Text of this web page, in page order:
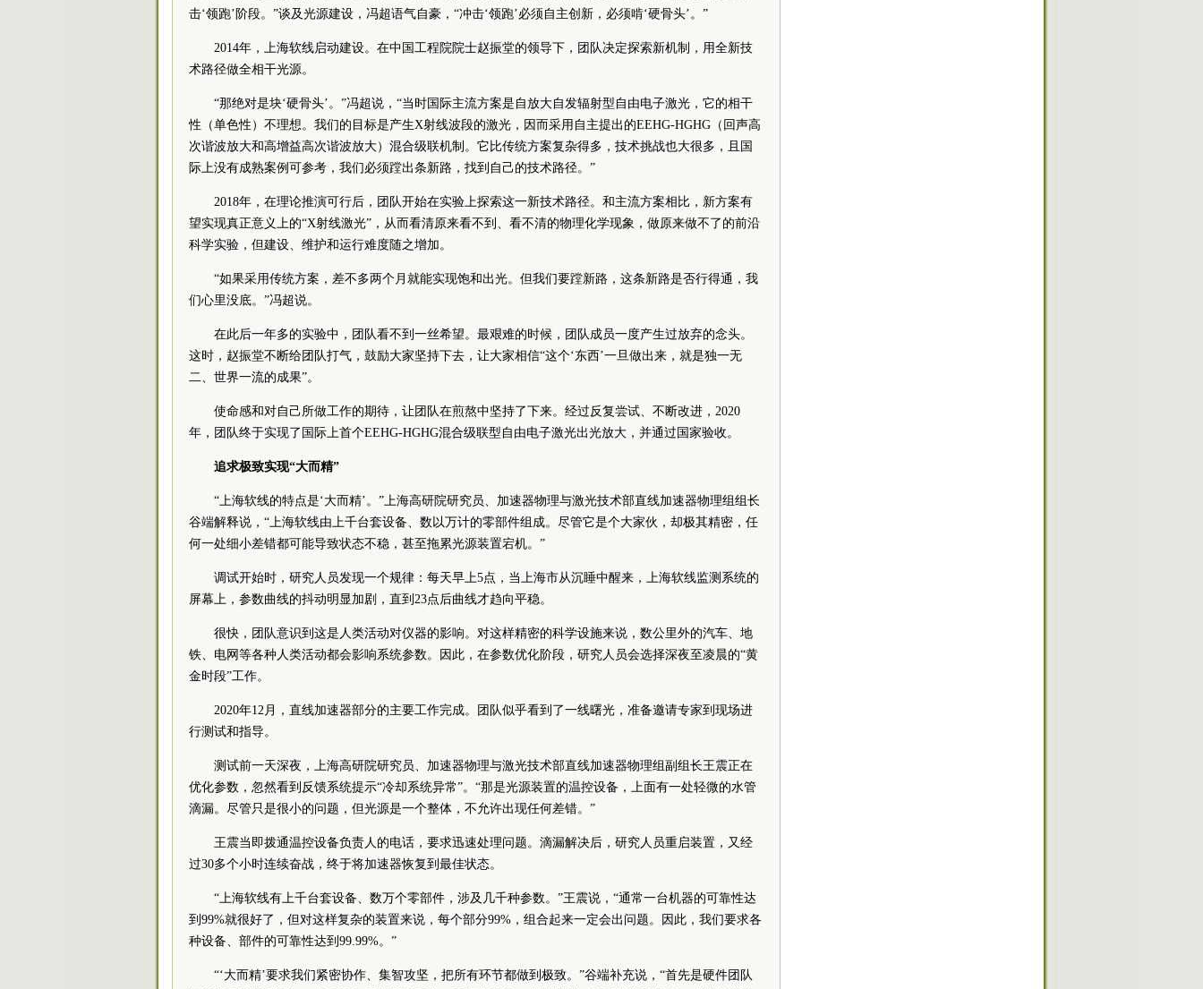
击‘领跑’阶段。”谈及光源建设，冯超语气自豪，“冲击‘领跑’必须自主创新，必须啃‘硬骨头’。”
2014年，上海软线启动建设。在中国工程院院士赵振堂的领导下，团队决定探索新机制，用全新技
术路径做全相干光源。
“那绝对是块‘硬骨头’。”冯超说，“当时国际主流方案是自放大自发辐射型自由电子激光，它的相干
性（单色性）不理想。我们的目标是产生X射线波段的激光，因而采用自主提出的EEHG-HGHG（回声高
次谐波放大和高增益高次谐波放大）混合级联机制。它比传统方案复杂得多，技术挑战也大很多，且国
际上没有成熟案例可参考，我们必须蹚出条新路，找到自己的技术路径。”
2018年，在理论推演可行后，团队开始在实验上探索这一新技术路径。和主流方案相比，新方案有
望实现真正意义上的“X射线激光”，从而看清原来看不到、看不清的物理化学现象，做原来做不了的前沿
科学实验，但建设、维护和运行难度随之增加。
“如果采用传统方案，差不多两个月就能实现饱和出光。但我们要蹚新路，这条新路是否行得通，我
们心里没底。”冯超说。
在此后一年多的实验中，团队看不到一丝希望。最艰难的时候，团队成员一度产生过放弃的念头。
这时，赵振堂不断给团队打气，鼓励大家坚持下去，让大家相信“这个‘东西’一旦做出来，就是独一无
二、世界一流的成果”。
使命感和对自己所做工作的期待，让团队在煎熬中坚持了下来。经过反复尝试、不断改进，2020
年，团队终于实现了国际上首个EEHG-HGHG混合级联型自由电子激光出光放大，并通过国家验收。
追求极致实现“大而精”
“上海软线的特点是‘大而精’。”上海高研院研究员、加速器物理与激光技术部直线加速器物理组组长
谷端解释说，“上海软线由上千台套设备、数以万计的零部件组成。尽管它是个大家伙，却极其精密，任
何一处细小差错都可能导致状态不稳，甚至拖累光源装置宕机。”
调试开始时，研究人员发现一个规律：每天早上5点，当上海市从沉睡中醒来，上海软线监测系统的
屏幕上，参数曲线的抖动明显加剧，直到23点后曲线才趋向平稳。
很快，团队意识到这是人类活动对仪器的影响。对这样精密的科学设施来说，数公里外的汽车、地
铁、电网等各种人类活动都会影响系统参数。因此，在参数优化阶段，研究人员会选择深夜至凌晨的“黄
金时段”工作。
2020年12月，直线加速器部分的主要工作完成。团队似乎看到了一线曙光，准备邀请专家到现场进
行测试和指导。
测试前一天深夜，上海高研院研究员、加速器物理与激光技术部直线加速器物理组副组长王震正在
优化参数，忽然看到反馈系统提示“冷却系统异常”。“那是光源装置的温控设备，上面有一处轻微的水管
滴漏。尽管只是很小的问题，但光源是一个整体，不允许出现任何差错。”
王震当即拨通温控设备负责人的电话，要求迅速处理问题。滴漏解决后，研究人员重启装置，又经
过30多个小时连续奋战，终于将加速器恢复到最佳状态。
“上海软线有上千台套设备、数万个零部件，涉及几千种参数。”王震说，“通常一台机器的可靠性达
到99%就很好了，但对这样复杂的装置来说，每个部分99%，组合起来一定会出问题。因此，我们要求各
种设备、部件的可靠性达到99.99%。”
“‘大而精’要求我们紧密协作、集智攻坚，把所有环节都做到极致。”谷端补充说，“首先是硬件团队